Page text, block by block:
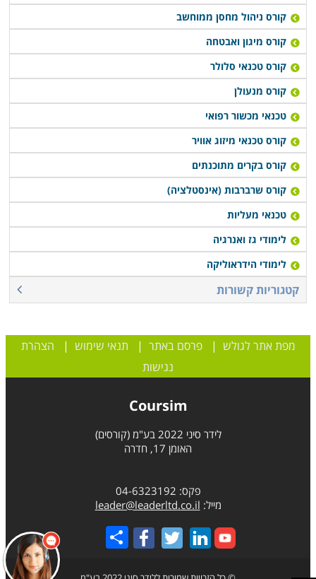
קורס ניהול מחסן ממוחשב
קורס מיגון ואבטחה
קורס טכנאי סלולר
קורס מנעולן
טכנאי מכשור רפואי
קורס טכנאי מיזוג אוויר
קורס בקרים מתוכנתים
קורס שרברבות (אינסטלציה)
טכנאי מעליות
לימודי גז ואנרגיה
לימודי הידראוליקה
קטגוריות קשורות
מפת אתר לגולש |פרסם באתר | תנאי שימוש | הצהרת
נגישות
Coursim
לידר סיני 2022 בע"מ (קורסים)
האומן 17, חדרה
פקס: 04-6323192
מייל: leader@leaderltd.co.il
Share